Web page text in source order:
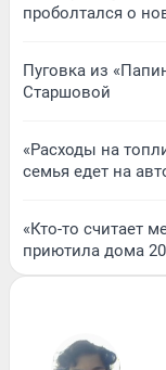
проболтался о
Пуговка из
Старшовой
«Расходы на
семья едет на
«Кто-то считает
приютила дома